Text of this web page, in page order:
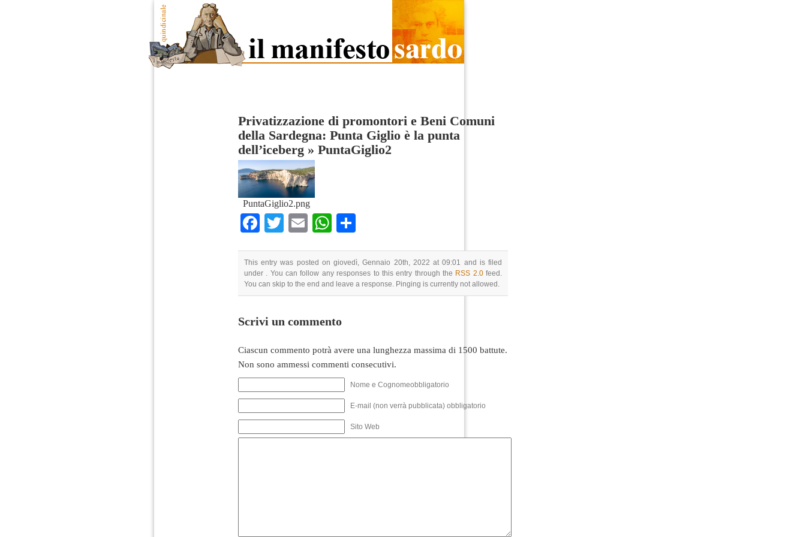
Privatizzazione di promontori e Beni Comuni
della Sardegna: Punta Giglio è la punta
dell’iceberg » PuntaGiglio2
PuntaGiglio2.png
Facebook
TwitterEmailWhatsApp
This entry was posted on giovedì, Gennaio 20th, 2022 at 09:01 and is filed
under . You can follow any responses to this entry through the RSS 2.0feed.
You can skip to the end and leave a response. Pinging is currently not allowed.
Scrivi un commento
Ciascun commento potrà avere una lunghezza massima di 1500 battute.
Non sono ammessi commenti consecutivi.
Nome e Cognomeobbligatorio
E-mail (non verrà pubblicata) obbligatorio
Sito Web